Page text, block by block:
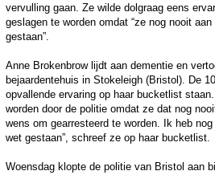
vervulling gaan. Ze wilde dolgraag eens
geslagen te worden omdat “ze nog nooit
gestaan”.
Anne Brokenbrow lijdt aan dementie en
bejaardentehuis in Stokeleigh (Bristol). De
opvallende ervaring op haar bucketlist
worden door de politie omdat ze dat nog
wens om gearresteerd te worden. Ik heb
wet gestaan”, schreef ze op haar bucketlist.
Woensdag klopte de politie van Bristol aan